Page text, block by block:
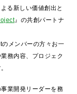
る新しい価値創出と
』の共創パートナ
メンバーの方々お一
務内容、プロジェク
業開発リーダーを務